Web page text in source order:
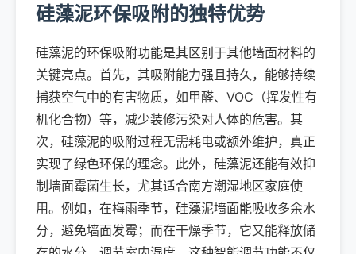
硅藻泥环保吸附的独特优势
硅藻泥的环保吸附功能是其区别于其他墙面材料的
关键亮点。首先，其吸附能力强且持久，能够持续
捕获空气中的有害物质，如甲醛、VOC（挥发性有
机化合物）等，减少装修污染对人体的危害。其
次，硅藻泥的吸附过程无需耗电或额外维护，真正
实现了绿色环保的理念。此外，硅藻泥还能有效抑
制墙面霉菌生长，尤其适合南方潮湿地区家庭使
用。例如，在梅雨季节，硅藻泥墙面能吸收多余水
分，避免墙面发霉；而在干燥季节，它又能释放储